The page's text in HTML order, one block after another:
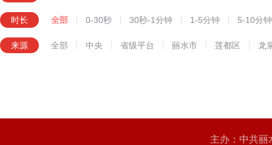
时长 全部 0-30秒 30秒-1分钟 1-5分钟 5-10分钟
来源 全部 中央 省级平台 丽水市 莲都区 龙
主办：中共